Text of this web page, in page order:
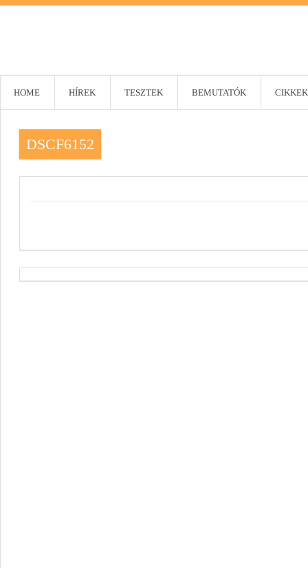
HOME HÍREK TESZTEK BEMUTATÓK CIKKEK
DSCF6152